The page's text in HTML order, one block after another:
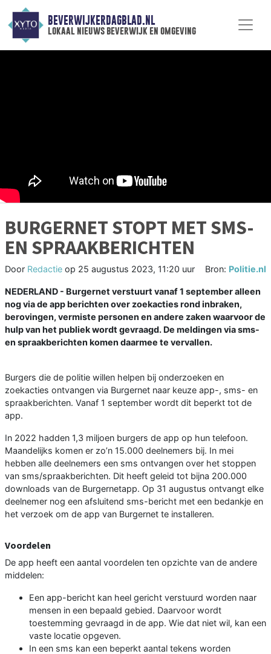
BEVERWIJKERDAGBLAD.NL
lokaal nieuws beverwijk en omgeving
BURGERNET STOPT MET SMS-
EN SPRAAKBERICHTEN
Door Redactie op 25 augustus 2023, 11:20 uur Bron: Politie.nl
NEDERLAND - Burgernet verstuurt vanaf 1 september alleen
nog via de app berichten over zoekacties rond inbraken,
berovingen, vermiste personen en andere zaken waarvoor de
hulp van het publiek wordt gevraagd. De meldingen via sms-
en spraakberichten komen daarmee te vervallen.
Burgers die de politie willen helpen bij onderzoeken en
zoekacties ontvangen via Burgernet naar keuze app-, sms- en
spraakberichten. Vanaf 1 september wordt dit beperkt tot de
app.
In 2022 hadden 1,3 miljoen burgers de app op hun telefoon.
Maandelijks komen er zo’n 15.000 deelnemers bij. In mei
hebben alle deelnemers een sms ontvangen over het stoppen
van sms/spraakberichten. Dit heeft geleid tot bijna 200.000
downloads van de Burgernetapp. Op 31 augustus ontvangt elke
deelnemer nog een afsluitend sms-bericht met een bedankje en
het verzoek om de app van Burgernet te installeren.
Voordelen
De app heeft een aantal voordelen ten opzichte van de andere
middelen:
Een app-bericht kan heel gericht verstuurd worden naar
mensen in een bepaald gebied. Daarvoor wordt
toestemming gevraagd in de app. Wie dat niet wil, kan een
vaste locatie opgeven.
In een sms kan een beperkt aantal tekens worden